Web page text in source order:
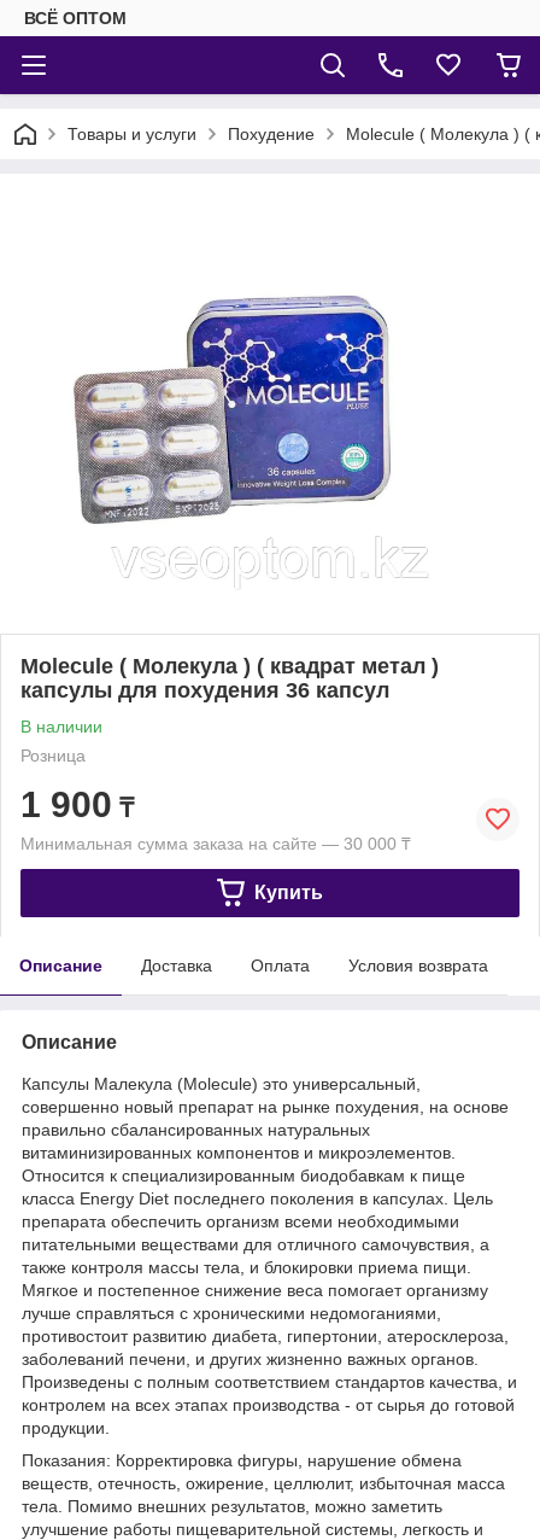
ВСЁ ОПТОМ
Товары и услуги Похудение Molecule ( Молекула ) (
Molecule ( Молекула ) ( квадрат метал )
капсулы для похудения 36 капсул
В наличии
Розница
1 900 ₸
Минимальная сумма заказа на сайте — 30 000 ₸
Купить
Описание Доставка Оплата Условия возврата
Описание
Капсулы Малекула (Molecule) это универсальный,
совершенно новый препарат на рынке похудения, на основе
правильно сбалансированных натуральных
витаминизированных компонентов и микроэлементов.
Относится к специализированным биодобавкам к пище
класса Energy Diet последнего поколения в капсулах. Цель
препарата обеспечить организм всеми необходимыми
питательными веществами для отличного самочувствия, а
также контроля массы тела, и блокировки приема пищи.
Мягкое и постепенное снижение веса помогает организму
лучше справляться с хроническими недомоганиями,
противостоит развитию диабета, гипертонии, атеросклероза,
заболеваний печени, и других жизненно важных органов.
Произведены с полным соответствием стандартов качества, и
контролем на всех этапах производства - от сырья до готовой
продукции.
Показания: Корректировка фигуры, нарушение обмена
веществ, отечность, ожирение, целлюлит, избыточная масса
тела. Помимо внешних результатов, можно заметить
улучшение работы пищеварительной системы, легкость и